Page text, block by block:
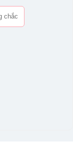
chắc